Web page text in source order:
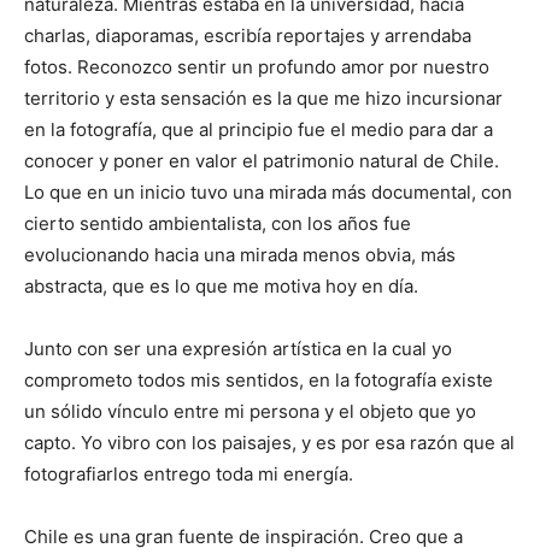
charlas, diaporamas, escribía reportajes y arrendaba
fotos. Reconozco sentir un profundo amor por nuestro
territorio y esta sensación es la que me hizo incursionar
en la fotografía, que al principio fue el medio para dar a
conocer y poner en valor el patrimonio natural de Chile.
Lo que en un inicio tuvo una mirada más documental, con
cierto sentido ambientalista, con los años fue
evolucionando hacia una mirada menos obvia, más
abstracta, que es lo que me motiva hoy en día.
Junto con ser una expresión artística en la cual yo
comprometo todos mis sentidos, en la fotografía existe
un sólido vínculo entre mi persona y el objeto que yo
capto. Yo vibro con los paisajes, y es por esa razón que al
fotografiarlos entrego toda mi energía.
Chile es una gran fuente de inspiración. Creo que a